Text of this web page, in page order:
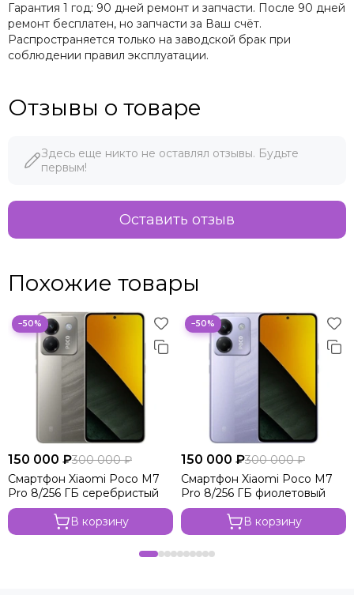
Гарантия 1 год: 90 дней ремонт и запчасти. После 90 дней
ремонт бесплатен, но запчасти за Ваш счёт.
Распространяется только на заводской брак при
соблюдении правил эксплуатации.
Отзывы о товаре
Здесь еще никто не оставлял отзывы. Будьте
первым!
Оставить отзыв
Похожие товары
−50%
150 000 ₽300 000 ₽
Смартфон Xiaomi Poco M7
Pro 8/256 ГБ серебристый
В корзину
−50%
150 000 ₽300 000 ₽
Смартфон Xiaomi Poco M7
Pro 8/256 ГБ фиолетовый
В корзину